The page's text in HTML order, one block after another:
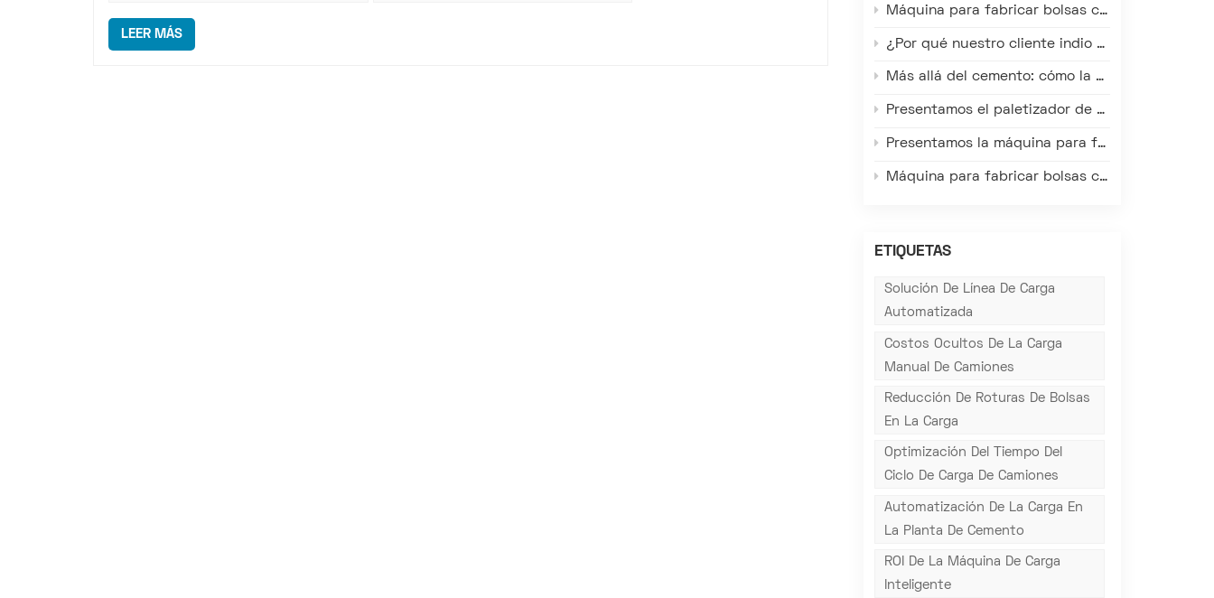
Máquina para fabricar bolsas con válvula multimaterial Gachn: Producción versátil para bolsas de PE, PP y de materiales compuestos de papel y plástico.
¿Por qué nuestro cliente indio redobló su apuesta por las máquinas de bolsas con válvula GACHN?
Más allá del cemento: cómo la tecnología de carga inteligente de Gachn beneficia a las industrias química, minera y de cereales.
Presentamos el paletizador de alto nivel de Gachn: redefiniendo la eficiencia, la precisión y la fiabilidad en la paletización de materiales ensacados en almacenes.
Presentamos la máquina para fabricar sacos de plástico tejido con válvula FK008-III: redefiniendo la eficiencia, la precisión y la calidad en el envasado.
Máquina para fabricar bolsas con válvula Gachn: Adaptada a las condiciones reales de las fábricas en el extranjero, resuelve los principales problemas de la producción local.
ETIQUETAS
Solución De Línea De Carga
Automatizada
Costos Ocultos De La Carga
Manual De Camiones
Reducción De Roturas De Bolsas
En La Carga
Optimización Del Tiempo Del
Ciclo De Carga De Camiones
Automatización De La Carga En
La Planta De Cemento
ROI De La Máquina De Carga
Inteligente
LEER MÁS